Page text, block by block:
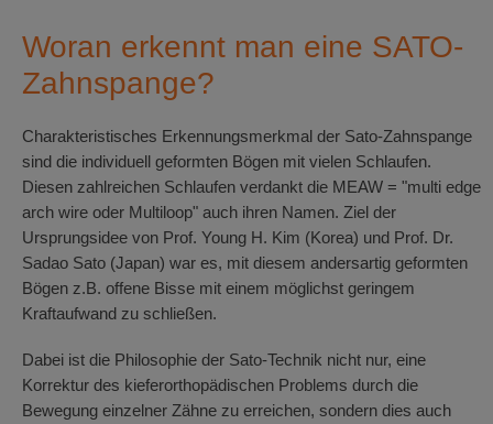
Woran erkennt man eine SATO-
Zahnspange?
Charakteristisches Erkennungsmerkmal der Sato-Zahnspange
sind die individuell geformten Bögen mit vielen Schlaufen.
Diesen zahlreichen Schlaufen verdankt die MEAW = "multi edge
arch wire oder Multiloop" auch ihren Namen. Ziel der
Ursprungsidee von Prof. Young H. Kim (Korea) und Prof. Dr.
Sadao Sato (Japan) war es, mit diesem andersartig geformten
Bögen z.B. offene Bisse mit einem möglichst geringem
Kraftaufwand zu schließen.
Dabei ist die Philosophie der Sato-Technik nicht nur, eine
Korrektur des kieferorthopädischen Problems durch die
Bewegung einzelner Zähne zu erreichen, sondern dies auch